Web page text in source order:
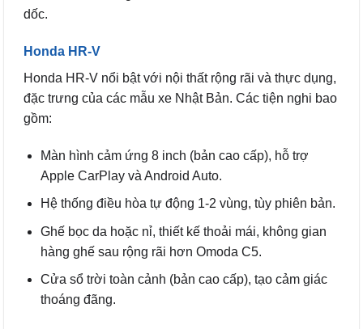
dốc.
Honda HR-V
Honda HR-V nổi bật với nội thất rộng rãi và thực dụng,
đặc trưng của các mẫu xe Nhật Bản. Các tiện nghi bao
gồm:
Màn hình cảm ứng 8 inch (bản cao cấp), hỗ trợ
Apple CarPlay và Android Auto.
Hệ thống điều hòa tự động 1-2 vùng, tùy phiên bản.
Ghế bọc da hoặc nỉ, thiết kế thoải mái, không gian
hàng ghế sau rộng rãi hơn Omoda C5.
Cửa sổ trời toàn cảnh (bản cao cấp), tạo cảm giác
thoáng đãng.